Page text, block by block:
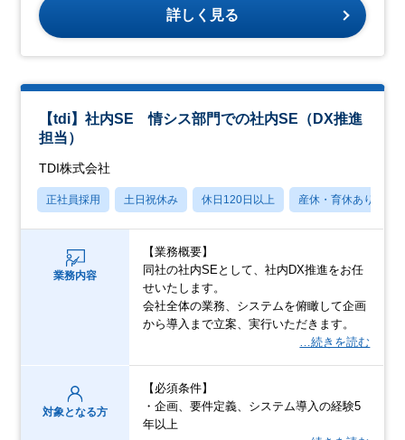
詳しく見る
【tdi】社内SE 情シス部門での社内SE（DX推進
担当）
TDI株式会社
正社員採用 土日祝休み 休日120日以上 産休・育休あり
業務内容
【業務概要】
同社の社内SEとして、社内DX推進をお任
せいたします。
会社全体の業務、システムを俯瞰して企画
から導入まで立案、実行いただきます。
…続きを読む
対象となる方
【必須条件】
・企画、要件定義、システム導入の経験5
年以上